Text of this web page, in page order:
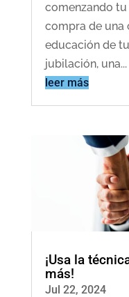
comenzando
compra de una
educación de
jubilación, una...
leer más
¡Usa la
más!
Jul 22, 2024